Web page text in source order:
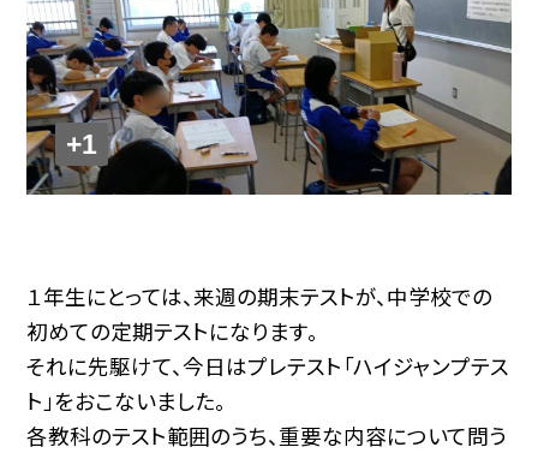
+1
１年生にとっては、来週の期末テストが、中学校での
初めての定期テストになります。
それに先駆けて、今日はプレテスト「ハイジャンプテス
ト」をおこないました。
各教科のテスト範囲のうち、重要な内容について問う